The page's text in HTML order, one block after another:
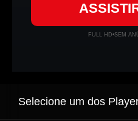
FULL HD•SEM
Selecione um dos